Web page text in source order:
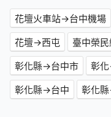
花壇火車站→台中機場
花壇→西屯
臺中榮
彰化縣→台中市
彰
彰化縣→台中
彰化